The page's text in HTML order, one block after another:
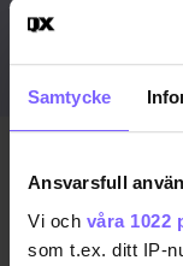
Samtycke
Ansvarsfull
Vi och våra 1022
som t.ex. ditt IP-
Publicerad 2000-
DELA DEN HÄR